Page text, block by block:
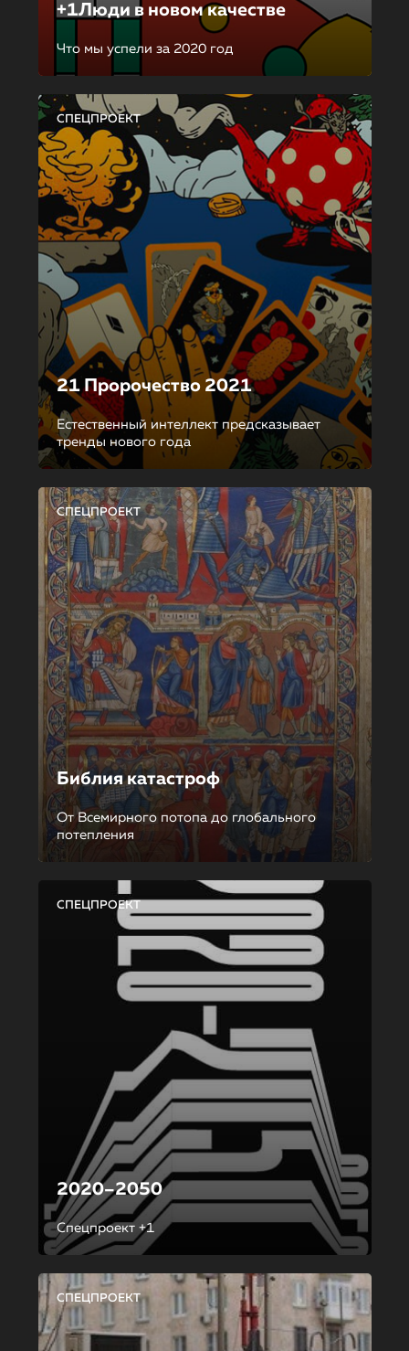
+1Люди в новом качестве
Что мы успели за 2020 год
СПЕЦПРОЕКТ
21 Пророчество 2021
Естественный интеллект предсказывает
тренды нового года
СПЕЦПРОЕКТ
Библия катастроф
От Всемирного потопа до глобального
потепления
СПЕЦПРОЕКТ
2020–2050
Спецпроект +1
СПЕЦПРОЕКТ